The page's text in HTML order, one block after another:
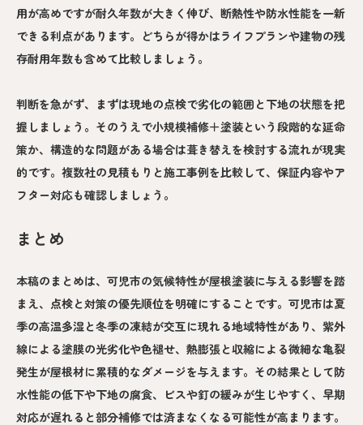
用が高めですが耐久年数が大きく伸び、断熱性や防水性能を一新
できる利点があります。どちらが得かはライフプランや建物の残
存耐用年数も含めて比較しましょう。
判断を急がず、まずは現地の点検で劣化の範囲と下地の状態を把
握しましょう。そのうえで小規模補修＋塗装という段階的な延命
策か、構造的な問題がある場合は葺き替えを検討する流れが現実
的です。複数社の見積もりと施工事例を比較して、保証内容やア
フター対応も確認しましょう。
まとめ
本稿のまとめは、可児市の気候特性が屋根塗装に与える影響を踏
まえ、点検と対策の優先順位を明確にすることです。可児市は夏
季の高温多湿と冬季の凍結が交互に現れる地域特性があり、紫外
線による塗膜の光劣化や色褪せ、熱膨張と収縮による微細な亀裂
発生が屋根材に累積的なダメージを与えます。その結果として防
水性能の低下や下地の腐食、ビスや釘の緩みが生じやすく、早期
対応が遅れると部分補修では済まなくなる可能性が高まります。